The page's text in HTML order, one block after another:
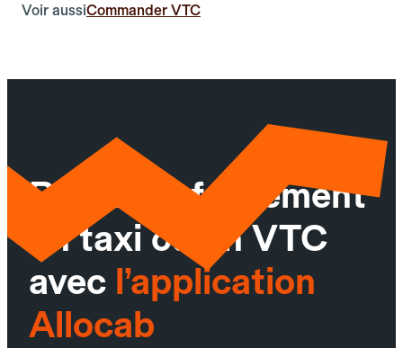
Voir aussiCommander VTC
Réservez facilement
un taxi ou un VTC
avec l’application
Allocab